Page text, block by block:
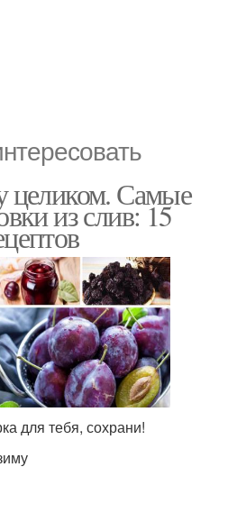
целиком. Самые
из слив: 15
для тебя, сохрани!